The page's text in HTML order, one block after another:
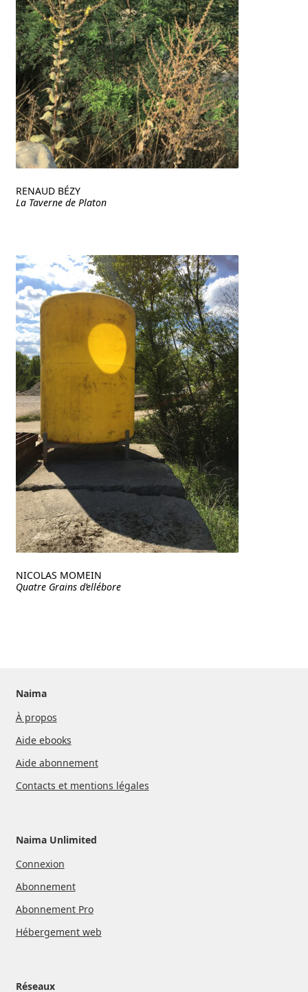
RENAUD BÉZY
La Taverne de Platon
NICOLAS MOMEIN
Quatre Grains d’ellébore
Naima
À propos
Aide ebooks
Aide abonnement
Contacts et mentions légales
Naima Unlimited
Connexion
Abonnement
Abonnement Pro
Hébergement web
Réseaux